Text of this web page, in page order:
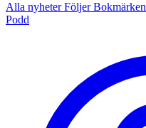
Alla nyheterFöljerBokmärken
Podd